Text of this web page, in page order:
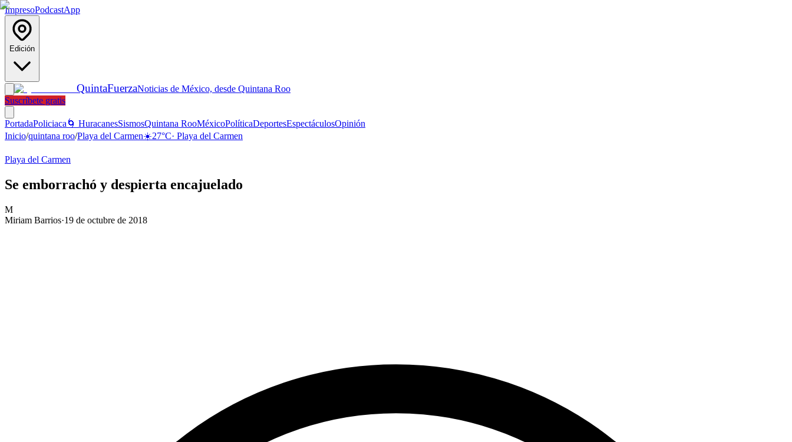
ImpresoPodcastApp
Edición
QuintaFuerzaNoticias de México, desde Quintana Roo
Suscríbete gratis
PortadaPoliciaca 🌀 HuracanesSismosQuintana RooMéxicoPolíticaDeportesEspectáculosOpinión
Inicio/quintana roo/Playa del Carmen☀️27°C· Playa del Carmen
Playa del Carmen
Se emborrachó y despierta encajuelado
M
Miriam Barrios·19 de octubre de 2018